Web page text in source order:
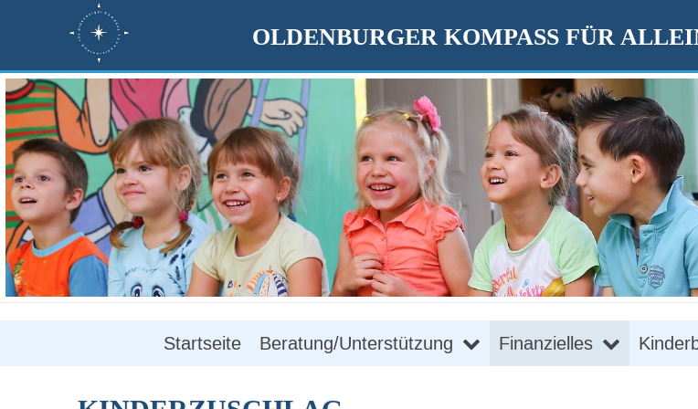
OLDENBURGER KOMPASS FÜR
Startseite Beratung/Unterstützung Finanzielles